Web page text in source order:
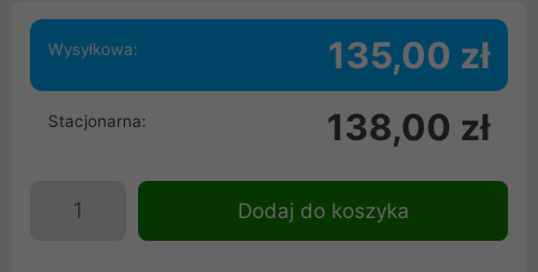
Wysyłkowa: 135,00 zł
Stacjonarna: 138,00 zł
Dodaj do koszyka